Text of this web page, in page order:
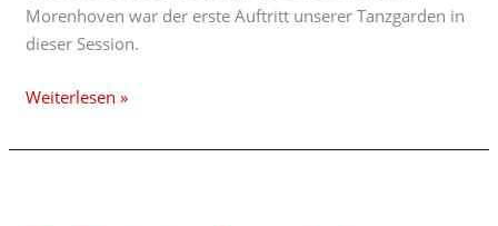
Morenhoven war der erste Auftritt unserer Tanzgarden in
dieser Session.
Weiterlesen »